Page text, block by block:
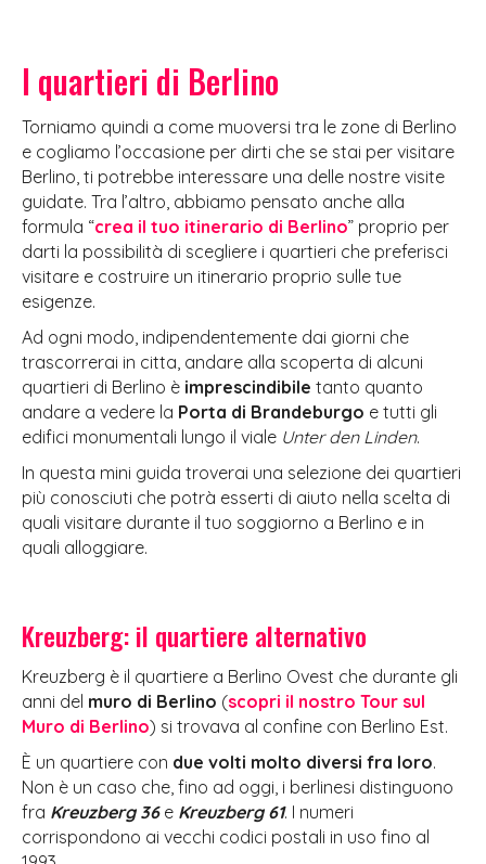
I quartieri di Berlino
Torniamo quindi a come muoversi tra le zone di Berlino
e cogliamo l’occasione per dirti che se stai per visitare
Berlino, ti potrebbe interessare una delle nostre visite
guidate. Tra l’altro, abbiamo pensato anche alla
formula “crea il tuo itinerario di Berlino” proprio per
darti la possibilità di scegliere i quartieri che preferisci
visitare e costruire un itinerario proprio sulle tue
esigenze.
Ad ogni modo, indipendentemente dai giorni che
trascorrerai in citta, andare alla scoperta di alcuni
quartieri di Berlino è imprescindibile tanto quanto
andare a vedere la Porta di Brandeburgo e tutti gli
edifici monumentali lungo il viale Unter den Linden.
In questa mini guida troverai una selezione dei quartieri
più conosciuti che potrà esserti di aiuto nella scelta di
quali visitare durante il tuo soggiorno a Berlino e in
quali alloggiare.
Kreuzberg: il quartiere alternativo
Kreuzberg è il quartiere a Berlino Ovest che durante gli
anni del muro di Berlino (scopri il nostro Tour sul
Muro di Berlino) si trovava al confine con Berlino Est.
È un quartiere con due volti molto diversi fra loro.
Non è un caso che, fino ad oggi, i berlinesi distinguono
fra Kreuzberg 36e Kreuzberg 61. I numeri
corrispondono ai vecchi codici postali in uso fino al